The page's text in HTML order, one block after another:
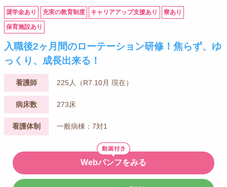
奨学金あり 充実の教育制度 キャリアアップ支援あり 寮あり
保育施設あり
入職後2ヶ月間のローテーション研修！焦らず、ゆ
っくり、成長出来る！
看護師 225人（R7.10月 現在）
病床数 273床
看護体制 一般病棟：7対1
Webパンフをみる